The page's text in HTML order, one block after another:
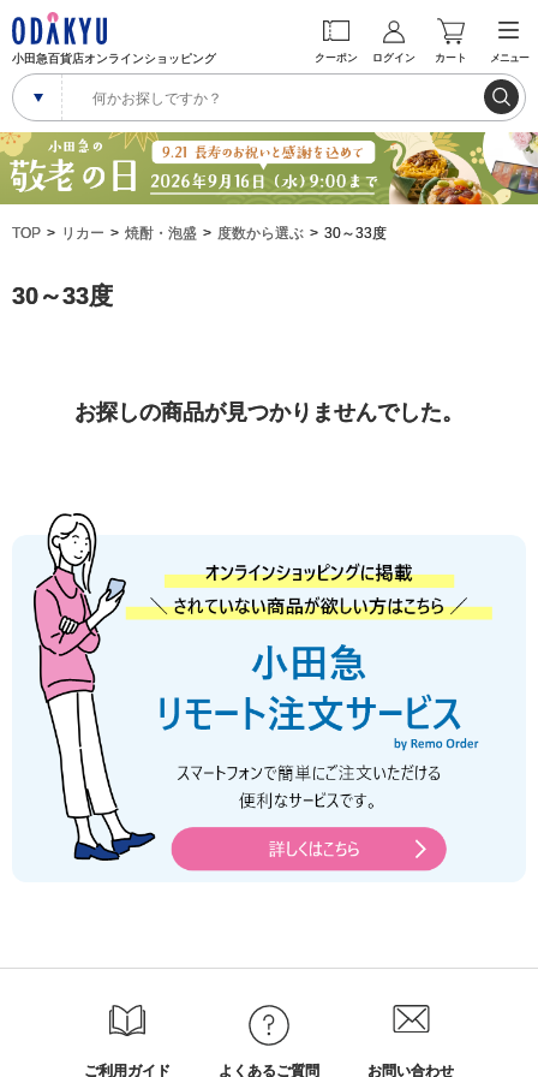
小田急百貨店オンラインショッピング クーポン ログイン カート メニュー
TOP リカー 焼酎・泡盛 度数から選ぶ 30～33度
30～33度
お探しの商品が見つかりませんでした。
ご利用ガイド よくあるご質問 お問い合わせ